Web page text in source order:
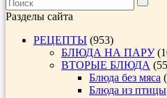
Разделы сайта
РЕЦЕПТЫ (953)
БЛЮДА НА ПАРУ
ВТОРЫЕ БЛЮДА
Блюда без мяса
Блюда из птицы